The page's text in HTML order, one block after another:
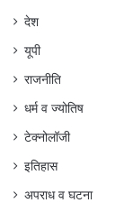
देश
यूपी
राजनीति
धर्म व ज्योतिष
टेक्नोलॉजी
इतिहास
अपराध व घटना